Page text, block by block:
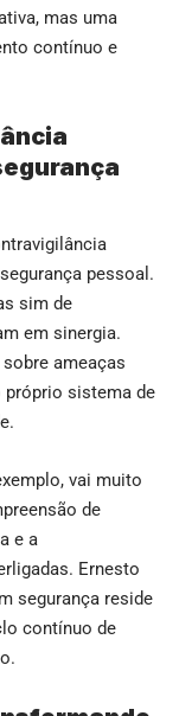
mas uma
contínuo e
pessoal.
sim de
em sinergia.
ameaças
próprio sistema de
vai muito
de
e a
Ernesto
segurança reside
contínuo de